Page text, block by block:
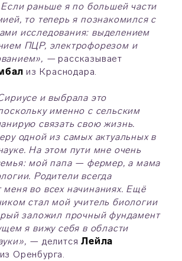
раньше я по большей части
то теперь я познакомился с
исследования: выделением
ПЦР, электрофорезом и
—рассказывает
из Краснодара.
и выбрала это
именно с сельским
связать свою жизнь.
одной из самых актуальных в
На этом пути мне очень
мой папа — фермер, а мама
Родители всегда
во всех начинаниях. Ещё
стал мой учитель биологии
заложил прочный фундамент
я вижу себя в области
— делитсяЛейла
из Оренбурга.